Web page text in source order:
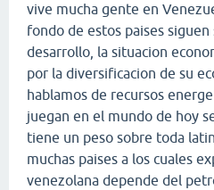
vive mucha gente en
fondo de estos paises siguen
desarrollo, la situacion
por la diversificacion de su
hablamos de recursos
juegan en el mundo de hoy
tiene un peso sobre toda
muchas paises a los cuales
venezolana depende del